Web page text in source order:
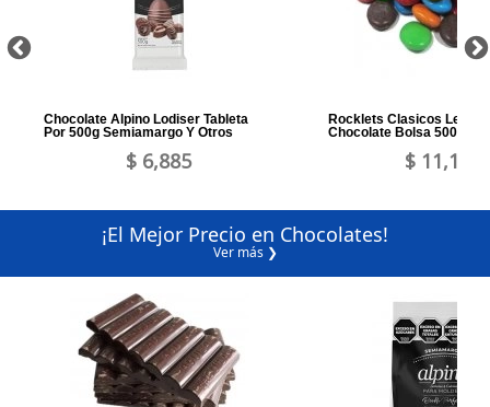
Chocolate Alpino Lodiser Tableta
Por 500g Semiamargo Y Otros
$ 6,885
Rocklets Clasicos
Chocolate Bolsa 500grs
$ 11,164
¡El Mejor Precio en Chocolates!
Ver más ❯